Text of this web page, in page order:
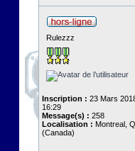
Rulezzz
Inscription : 23 Mars
16:29
Message(s) : 258
Localisation : Montreal,
(Canada)